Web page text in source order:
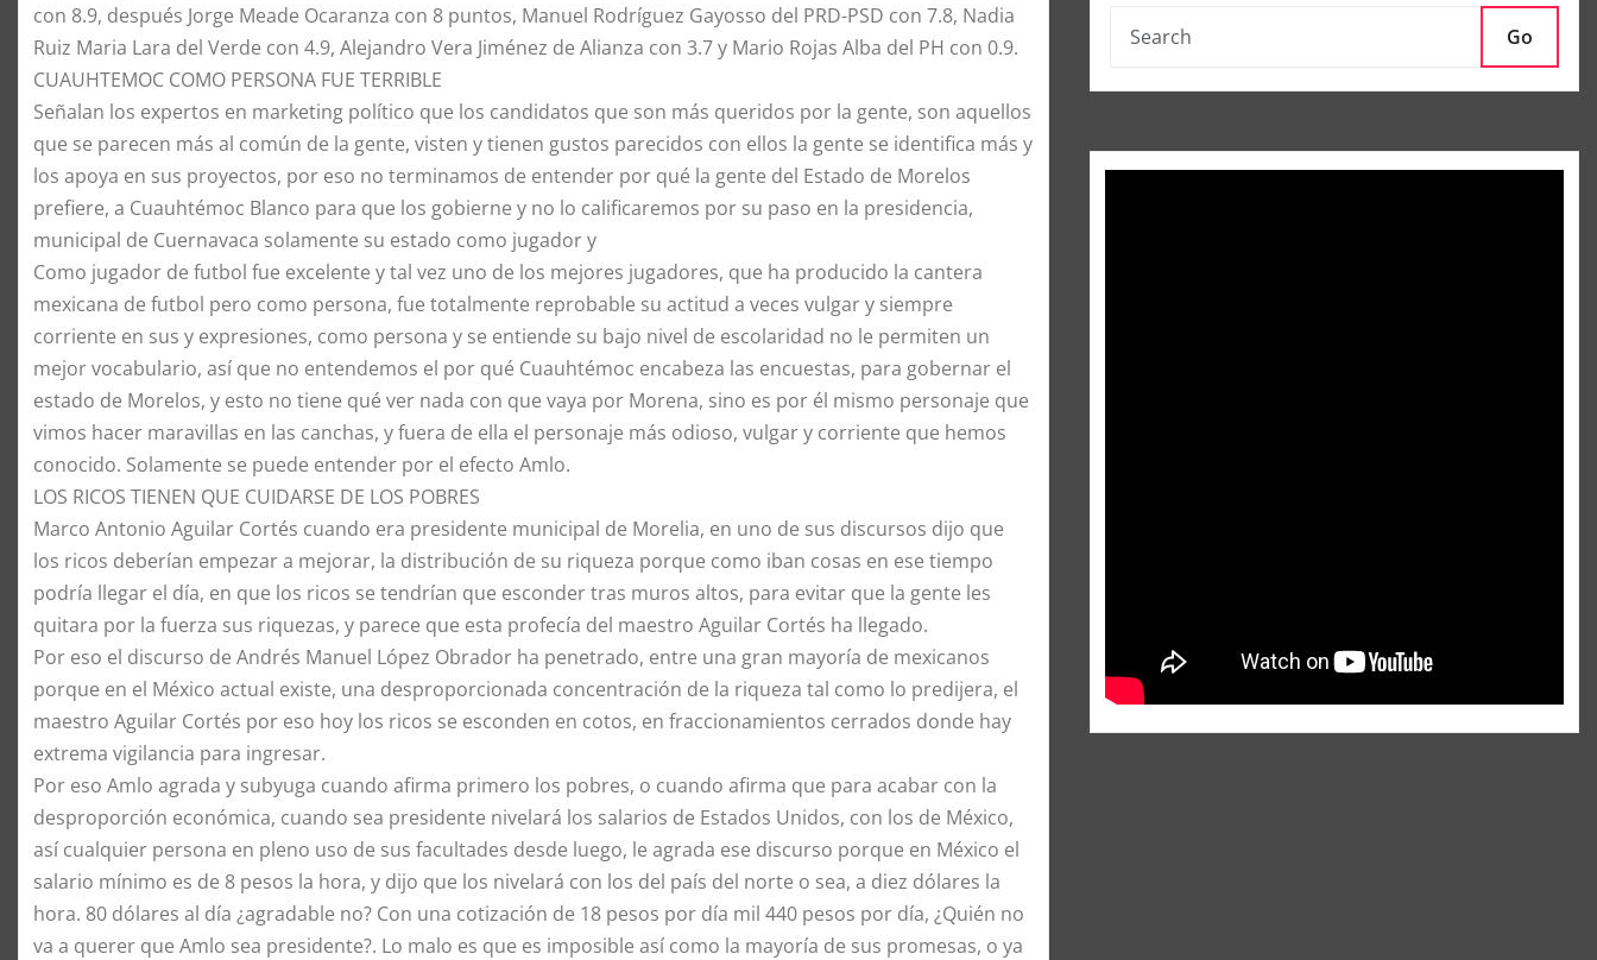
con 8.9, después Jorge Meade Ocaranza con 8 puntos, Manuel Rodríguez Gayosso del PRD-PSD con 7.8, Nadia
Ruiz Maria Lara del Verde con 4.9, Alejandro Vera Jiménez de Alianza con 3.7 y Mario Rojas Alba del PH con 0.9.
CUAUHTEMOC COMO PERSONA FUE TERRIBLE
Señalan los expertos en marketing político que los candidatos que son más queridos por la gente, son aquellos
que se parecen más al común de la gente, visten y tienen gustos parecidos con ellos la gente se identifica más y
los apoya en sus proyectos, por eso no terminamos de entender por qué la gente del Estado de Morelos
prefiere, a Cuauhtémoc Blanco para que los gobierne y no lo calificaremos por su paso en la presidencia,
municipal de Cuernavaca solamente su estado como jugador y
Como jugador de futbol fue excelente y tal vez uno de los mejores jugadores, que ha producido la cantera
mexicana de futbol pero como persona, fue totalmente reprobable su actitud a veces vulgar y siempre
corriente en sus y expresiones, como persona y se entiende su bajo nivel de escolaridad no le permiten un
mejor vocabulario, así que no entendemos el por qué Cuauhtémoc encabeza las encuestas, para gobernar el
estado de Morelos, y esto no tiene qué ver nada con que vaya por Morena, sino es por él mismo personaje que
vimos hacer maravillas en las canchas, y fuera de ella el personaje más odioso, vulgar y corriente que hemos
conocido. Solamente se puede entender por el efecto Amlo.
LOS RICOS TIENEN QUE CUIDARSE DE LOS POBRES
Marco Antonio Aguilar Cortés cuando era presidente municipal de Morelia, en uno de sus discursos dijo que
los ricos deberían empezar a mejorar, la distribución de su riqueza porque como iban cosas en ese tiempo
podría llegar el día, en que los ricos se tendrían que esconder tras muros altos, para evitar que la gente les
quitara por la fuerza sus riquezas, y parece que esta profecía del maestro Aguilar Cortés ha llegado.
Por eso el discurso de Andrés Manuel López Obrador ha penetrado, entre una gran mayoría de mexicanos
porque en el México actual existe, una desproporcionada concentración de la riqueza tal como lo predijera, el
maestro Aguilar Cortés por eso hoy los ricos se esconden en cotos, en fraccionamientos cerrados donde hay
extrema vigilancia para ingresar.
Por eso Amlo agrada y subyuga cuando afirma primero los pobres, o cuando afirma que para acabar con la
desproporción económica, cuando sea presidente nivelará los salarios de Estados Unidos, con los de México,
así cualquier persona en pleno uso de sus facultades desde luego, le agrada ese discurso porque en México el
salario mínimo es de 8 pesos la hora, y dijo que los nivelará con los del país del norte o sea, a diez dólares la
hora. 80 dólares al día ¿agradable no? Con una cotización de 18 pesos por día mil 440 pesos por día, ¿Quién no
va a querer que Amlo sea presidente?. Lo malo es que es imposible así como la mayoría de sus promesas, o ya
Go